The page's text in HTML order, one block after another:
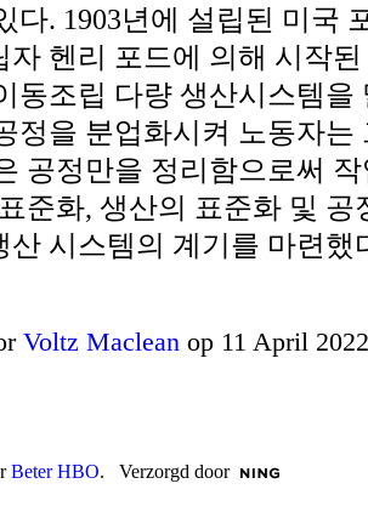
다. 1903년에 설립된 미국
자 헨리 포드에 의해 시작
동조립 다량 생산시스템을
정을 분업화시켜 노동자는
공정만을 정리함으로써
준화, 생산의 표준화 및 공
산 시스템의 계기를 마련
Voltz Maclean op 11 April
Beter HBO. Verzorgd door